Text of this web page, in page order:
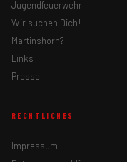
Jugendfeuerwehr
Wir suchen Dich!
Martinshorn?
Links
Presse
RECHTLICHES
Impressum